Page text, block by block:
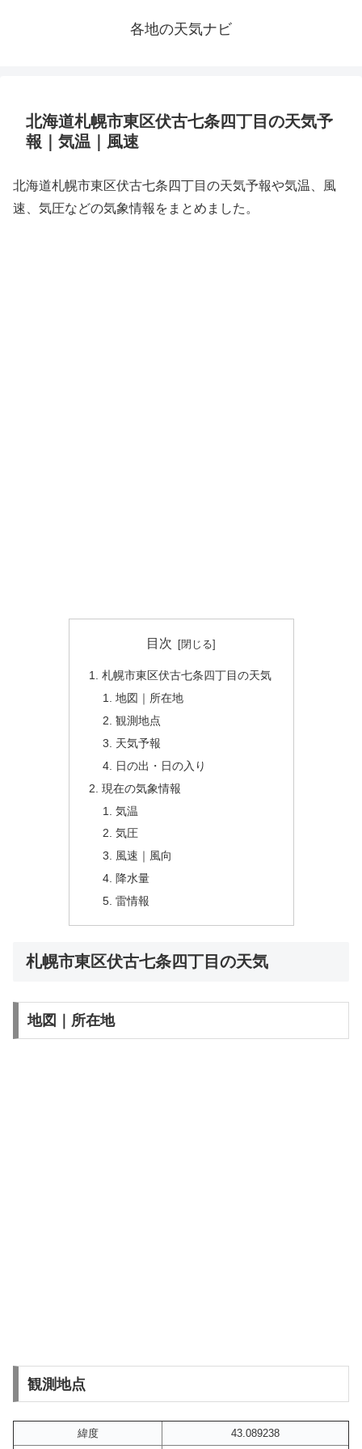
各地の天気ナビ
北海道札幌市東区伏古七条四丁目の天気予
報｜気温｜風速
北海道札幌市東区伏古七条四丁目の天気予報や気温、風
速、気圧などの気象情報をまとめました。
目次
札幌市東区伏古七条四丁目の天気
地図｜所在地
観測地点
天気予報
日の出・日の入り
現在の気象情報
気温
気圧
風速｜風向
降水量
雷情報
札幌市東区伏古七条四丁目の天気
地図｜所在地
観測地点
緯度 43.089238